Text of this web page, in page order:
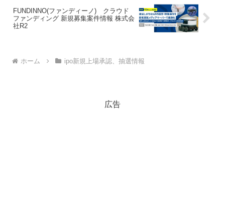
FUNDINNO(ファンディーノ) クラウド
ファンディング 新規募集案件情報 株式会
社R2
ホーム ipo新規上場承認、抽選情報
広告